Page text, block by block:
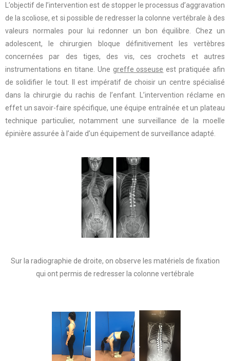
L’objectif de l’intervention est de stopper le processus d’aggravation
de la scoliose, et si possible de redresser la colonne vertébrale à des
valeurs normales pour lui redonner un bon équilibre. Chez un
adolescent, le chirurgien bloque définitivement les vertèbres
concernées par des tiges, des vis, ces crochets et autres
instrumentations en titane. Une greffe osseuse est pratiquée afin
de solidifier le tout. Il est impératif de choisir un centre spécialisé
dans la chirurgie du rachis de l’enfant. L’intervention réclame en
effet un savoir-faire spécifique, une équipe entraînée et un plateau
technique particulier, notamment une surveillance de la moelle
épinière assurée à l’aide d’un équipement de surveillance adapté.
Sur la radiographie de droite, on observe les matériels de fixation
qui ont permis de redresser la colonne vertébrale